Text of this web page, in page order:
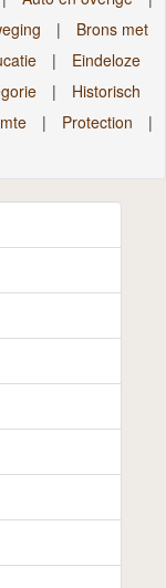
|
Brons met
|
Eindeloze
|
Historisch
| Protection
|